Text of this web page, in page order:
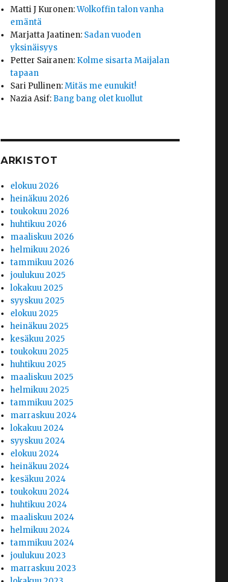
Matti J Kuronen:Wolkoffin talon vanha
emäntä
Marjatta Jaatinen: Sadan vuoden
yksinäisyys
Petter Sairanen: Kolme sisarta Maijalan
tapaan
Sari Pullinen:Mitäs me eunukit!
Nazia Asif: Bang bang olet kuollut
ARKISTOT
elokuu 2026
heinäkuu 2026
toukokuu 2026
huhtikuu 2026
maaliskuu 2026
helmikuu 2026
tammikuu 2026
joulukuu 2025
lokakuu 2025
syyskuu 2025
elokuu 2025
heinäkuu 2025
kesäkuu 2025
toukokuu 2025
huhtikuu 2025
maaliskuu 2025
helmikuu 2025
tammikuu 2025
marraskuu 2024
lokakuu 2024
syyskuu 2024
elokuu 2024
heinäkuu 2024
kesäkuu 2024
toukokuu 2024
huhtikuu 2024
maaliskuu 2024
helmikuu 2024
tammikuu 2024
joulukuu 2023
marraskuu 2023